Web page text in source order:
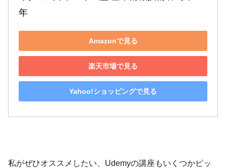
年
Amazonで見る
楽天市場で見る
Yahoo!ショッピングで見る
私がぜひオススメしたい、Udemyの講座もいくつかピッ